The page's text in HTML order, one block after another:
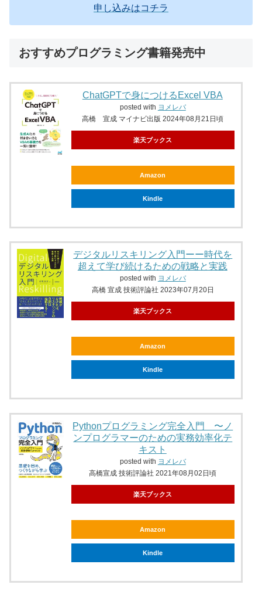
申し込みはコチラ
おすすめプログラミング書籍発売中
ChatGPTで身につけるExcel VBA
posted with ヨメレバ
高橋 宣成 マイナビ出版 2024年08月21日頃
楽天ブックス
Amazon
Kindle
デジタルリスキリング入門ーー時代を
超えて学び続けるための戦略と実践
posted with ヨメレバ
高橋 宣成 技術評論社 2023年07月20日
楽天ブックス
Amazon
Kindle
Pythonプログラミング完全入門 〜ノ
ンプログラマーのための実務効率化テ
キスト
posted with ヨメレバ
高橋宣成 技術評論社 2021年08月02日頃
楽天ブックス
Amazon
Kindle